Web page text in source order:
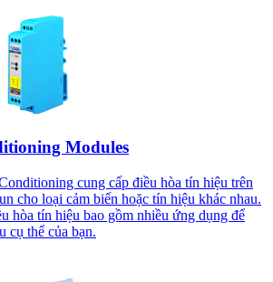
Modules
cung cấp điều hòa tín hiệu trên
cho loại cảm biến hoặc tín hiệu khác nhau.
hòa tín hiệu bao gồm nhiều ứng dụng để
cụ thể của bạn.